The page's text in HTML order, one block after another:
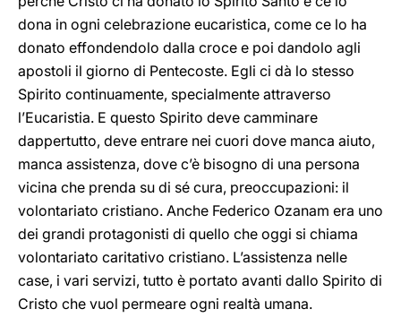
dona in ogni celebrazione eucaristica, come ce lo ha
donato effondendolo dalla croce e poi dandolo agli
apostoli il giorno di Pentecoste. Egli ci dà lo stesso
Spirito continuamente, specialmente attraverso
l’Eucaristia. E questo Spirito deve camminare
dappertutto, deve entrare nei cuori dove manca aiuto,
manca assistenza, dove c’è bisogno di una persona
vicina che prenda su di sé cura, preoccupazioni: il
volontariato cristiano. Anche Federico Ozanam era uno
dei grandi protagonisti di quello che oggi si chiama
volontariato caritativo cristiano. L’assistenza nelle
case, i vari servizi, tutto è portato avanti dallo Spirito di
Cristo che vuol permeare ogni realtà umana.